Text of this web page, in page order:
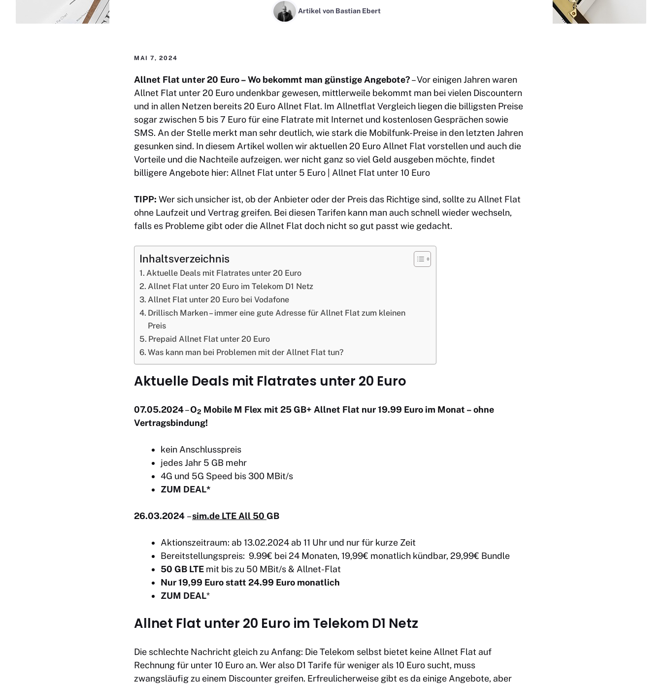
Artikel von Bastian Ebert
MAI 7, 2024
Allnet Flat unter 20 Euro – Wo bekommt man günstige Angebote?– Vor einigen Jahren waren
Allnet Flat unter 20 Euro undenkbar gewesen, mittlerweile bekommt man bei vielen Discountern
und in allen Netzen bereits 20 Euro Allnet Flat. Im Allnetflat Vergleich liegen die billigsten Preise
sogar zwischen 5 bis 7 Euro für eine Flatrate mit Internet und kostenlosen Gesprächen sowie
SMS. An der Stelle merkt man sehr deutlich, wie stark die Mobilfunk-Preise in den letzten Jahren
gesunken sind. In diesem Artikel wollen wir aktuellen 20 Euro Allnet Flat vorstellen und auch die
Vorteile und die Nachteile aufzeigen. wer nicht ganz so viel Geld ausgeben möchte, findet
billigere Angebote hier: Allnet Flat unter 5 Euro | Allnet Flat unter 10 Euro
TIPP: Wer sich unsicher ist, ob der Anbieter oder der Preis das Richtige sind, sollte zu Allnet Flat
ohne Laufzeit und Vertrag greifen. Bei diesen Tarifen kann man auch schnell wieder wechseln,
falls es Probleme gibt oder die Allnet Flat doch nicht so gut passt wie gedacht.
Inhaltsverzeichnis
Aktuelle Deals mit Flatrates unter 20 Euro
Allnet Flat unter 20 Euro im Telekom D1 Netz
Allnet Flat unter 20 Euro bei Vodafone
Drillisch Marken – immer eine gute Adresse für Allnet Flat zum kleinen
Preis
Prepaid Allnet Flat unter 20 Euro
Was kann man bei Problemen mit der Allnet Flat tun?
Aktuelle Deals mit Flatrates unter 20 Euro
07.05.2024–O2 Mobile M Flex mit 25 GB+ Allnet Flat nur 19.99 Euro im Monat – ohne
Vertragsbindung!
kein Anschlusspreis
jedes Jahr 5 GB mehr
4G und 5G Speed bis 300 MBit/s
ZUM DEAL*
26.03.2024 –sim.de LTE All 50 GB
Aktionszeitraum: ab 13.02.2024 ab 11 Uhr und nur für kurze Zeit
Bereitstellungspreis: 9.99€ bei 24 Monaten, 19,99€ monatlich kündbar, 29,99€ Bundle
50 GB LTE mit bis zu 50 MBit/s & Allnet-Flat
Nur 19,99 Euro statt 24.99 Euro monatlich
ZUM DEAL*
Allnet Flat unter 20 Euro im Telekom D1 Netz
Die schlechte Nachricht gleich zu Anfang: Die Telekom selbst bietet keine Allnet Flat auf
Rechnung für unter 10 Euro an. Wer also D1 Tarife für weniger als 10 Euro sucht, muss
zwangsläufig zu einem Discounter greifen. Erfreulicherweise gibt es da einige Angebote, aber